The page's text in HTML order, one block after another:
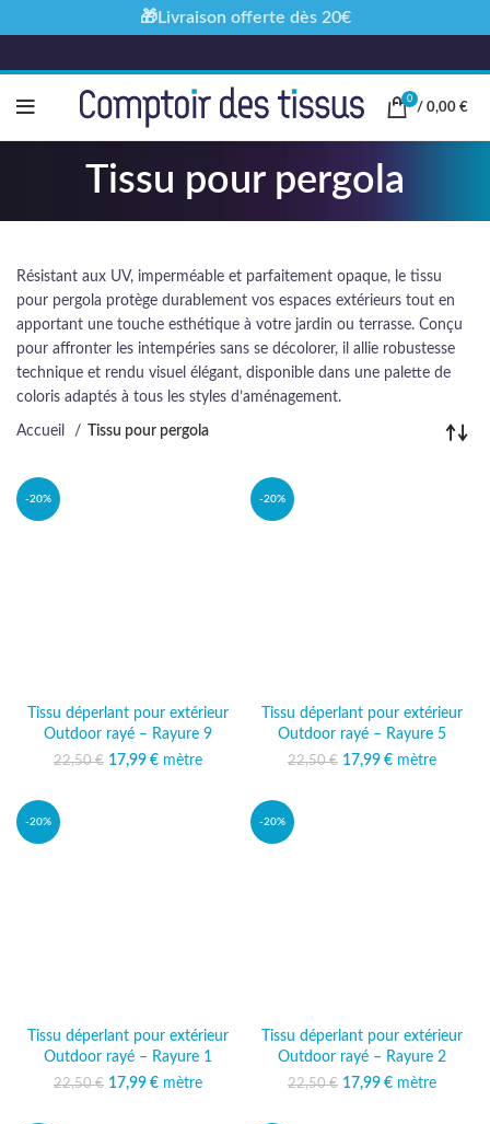
0
/ 0,00 €
Tissu pour pergola
Résistant aux UV, imperméable et parfaitement opaque, le tissu
pour pergola protège durablement vos espaces extérieurs tout en
apportant une touche esthétique à votre jardin ou terrasse. Conçu
pour affronter les intempéries sans se décolorer, il allie robustesse
technique et rendu visuel élégant, disponible dans une palette de
coloris adaptés à tous les styles d’aménagement.
Accueil Tissu pour pergola
-20%
Tissu déperlant pour extérieur
Outdoor rayé – Rayure 9
22,50€ Le prix initial était :
17,99 €
Le prix
mètre
-20%
Tissu déperlant pour extérieur
Outdoor rayé – Rayure 5
22,50€ Le prix initial était :
17,99 €
Le prix
mètre
-20%
Tissu déperlant pour extérieur
Outdoor rayé – Rayure 1
22,50€ Le prix initial était :
17,99 €
Le prix
mètre
-20%
Tissu déperlant pour extérieur
Outdoor rayé – Rayure 2
22,50€ Le prix initial était :
17,99 €
Le prix
mètre
🎁Livraison offerte dès 20€